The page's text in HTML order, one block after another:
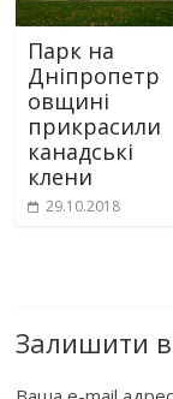
Парк на
Дніпропетр
овщині
прикрасили
канадські
клени
29.10.2018
Залишити